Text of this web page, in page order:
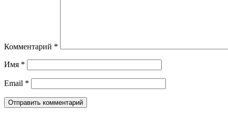
Комментарий *
Имя *
Email *